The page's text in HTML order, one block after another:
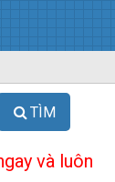
TÌM
và luôn